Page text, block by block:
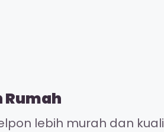
Rumah
lebih murah dan